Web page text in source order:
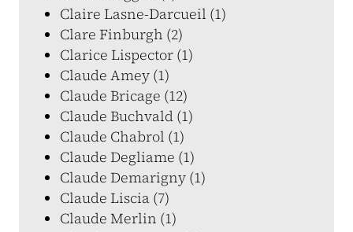
Claire Lasne-Darcueil (1)
Clare Finburgh (2)
Clarice Lispector (1)
Claude Amey (1)
Claude Bricage (12)
Claude Buchvald (1)
Claude Chabrol (1)
Claude Degliame (1)
Claude Demarigny (1)
Claude Liscia (7)
Claude Merlin (1)